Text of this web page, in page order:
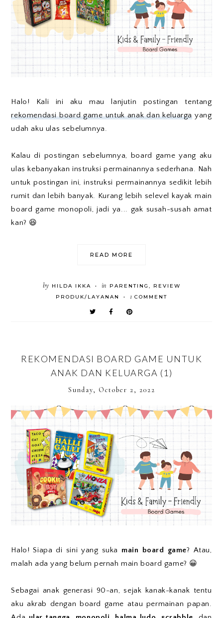
Halo! Kali ini aku mau lanjutin postingan tentang
rekomendasi board game untuk anak dan keluarga yang
udah aku ulas sebelumnya.
Kalau di postingan sebelumnya, board game yang aku
ulas kebanyakan instruksi permainannya sederhana. Nah
untuk postingan ini, instruksi permainannya sedikit lebih
rumit dan lebih banyak. Kurang lebih selevel kayak main
board game monopoli, jadi ya... gak susah-susah amat
kan? 😆
READ MORE
by HILDA IKKA • in PARENTING
REVIEW
PRODUK/LAYANAN
• 1 COMMENT
REKOMENDASI BOARD GAME UNTUK
ANAK DAN KELUARGA (1)
Sunday, October 2, 2022
Halo! Siapa di sini yang suka main board game? Atau,
malah ada yang belum pernah main board game? 😀
Sebagai anak generasi 90-an, sejak kanak-kanak tentu
aku akrab dengan board game atau permainan papan.